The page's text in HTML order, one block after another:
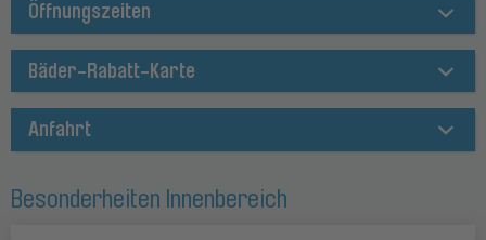
Öffnungszeiten
Bäder-Rabatt-Karte
Anfahrt
Besonderheiten Innenbereich